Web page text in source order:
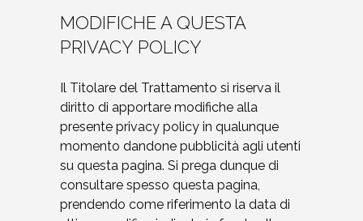
MODIFICHE A QUESTA
PRIVACY POLICY
Il Titolare del Trattamento si riserva il
diritto di apportare modifiche alla
presente privacy policy in qualunque
momento dandone pubblicità agli utenti
su questa pagina. Si prega dunque di
consultare spesso questa pagina,
prendendo come riferimento la data di